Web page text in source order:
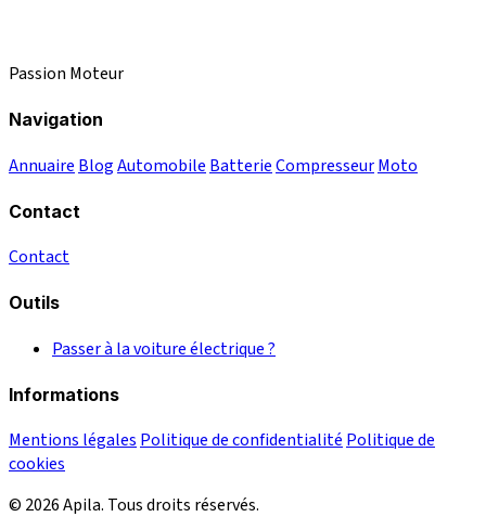
Passion Moteur
Navigation
Annuaire BlogAutomobile BatterieCompresseurMoto
Contact
Contact
Outils
Passer à la voiture électrique ?
Informations
Mentions légales Politique de confidentialité Politique de
cookies
© 2026 Apila. Tous droits réservés.